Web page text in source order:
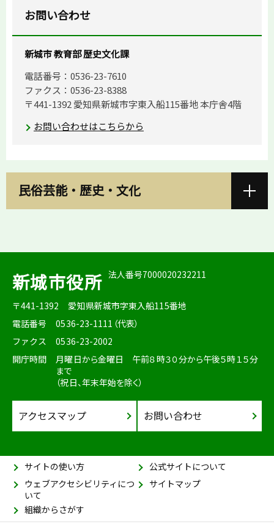
お問い合わせ
新城市 教育部 歴史文化課
電話番号：0536-23-7610
ファクス：0536-23-8388
〒441-1392 愛知県新城市字東入船115番地 本庁舎4階
お問い合わせはこちらから
民俗芸能・歴史・文化
新城市役所 法人番号7000020232211
〒441-1392
愛知県新城市字東入船115番地
電話番号
0536-23-1111（代表）
ファクス
0536-23-2002
開庁時間
月曜日から金曜日 午前８時３０分から午後５時１５分
まで
（祝日、年末年始を除く）
アクセスマップ お問い合わせ
サイトの使い方
公式サイトについて
ウェブアクセシビリティにつ
いて
サイトマップ
組織からさがす